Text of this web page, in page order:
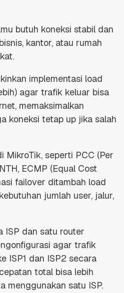
butuh koneksi stabil dan
kantor, atau rumah
implementasi load
agar trafik keluar bisa
memaksimalkan
koneksi tetap up jika salah
MikroTik, seperti PCC (Per
ECMP (Equal Cost
failover ditambah load
jumlah user, jalur,
ISP dan satu router
agar trafik
ISP1 dan ISP2 secara
total bisa lebih
menggunakan satu ISP.